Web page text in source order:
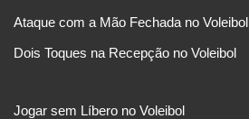
Ataque com a Mão Fechada no Voleibol
Dois Toques na Recepção no Voleibol
Jogar sem Líbero no Voleibol